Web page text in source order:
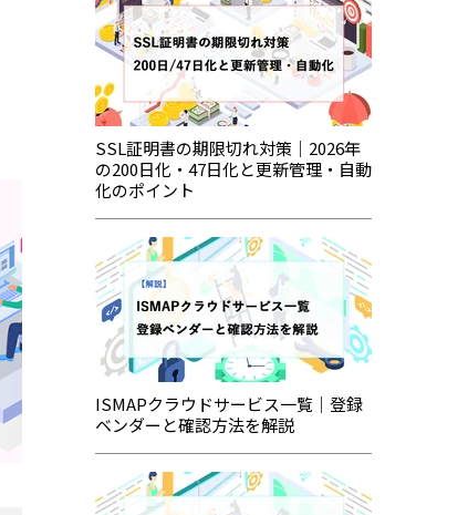
SSL証明書の期限切れ対策｜2026年
の200日化・47日化と更新管理・自動
化のポイント
ISMAPクラウドサービス一覧｜登録
ベンダーと確認方法を解説